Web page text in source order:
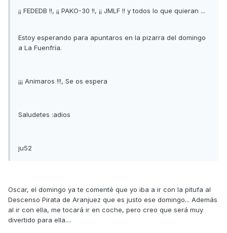
¡¡ FEDEDB !!, ¡¡ PAKO-30 !!, ¡¡ JMLF !! y todos lo que quieran ...
Estoy esperando para apuntaros en la pizarra del domingo
a La Fuenfría.
¡¡¡ Animaros !!!, Se os espera
Saludetes :adios
ju52
Oscar, el domingo ya te comenté que yo iba a ir con la pitufa al
Descenso Pirata de Aranjuez que es justo ese domingo... Además
al ir con ella, me tocará ir en coche, pero creo que será muy
divertido para ella....